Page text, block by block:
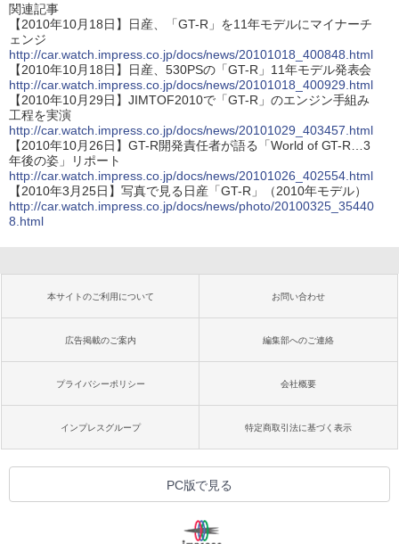
関連記事
【2010年10月18日】日産、「GT-R」を11年モデルにマイナーチ
ェンジ
http://car.watch.impress.co.jp/docs/news/20101018_400848.html
【2010年10月18日】日産、530PSの「GT-R」11年モデル発表会
http://car.watch.impress.co.jp/docs/news/20101018_400929.html
【2010年10月29日】JIMTOF2010で「GT-R」のエンジン手組み
工程を実演
http://car.watch.impress.co.jp/docs/news/20101029_403457.html
【2010年10月26日】GT-R開発責任者が語る「World of GT-R…3
年後の姿」リポート
http://car.watch.impress.co.jp/docs/news/20101026_402554.html
【2010年3月25日】写真で見る日産「GT-R」（2010年モデル）
http://car.watch.impress.co.jp/docs/news/photo/20100325_35440
8.html
本サイトのご利用について お問い合わせ
広告掲載のご案内 編集部へのご連絡
プライバシーポリシー 会社概要
インプレスグループ 特定商取引法に基づく表示
PC版で見る